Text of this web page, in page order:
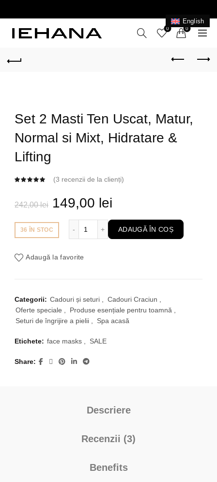
English
0 0
Set 2 Masti Ten Uscat, Matur,
Normal si Mixt, Hidratare &
Lifting
(3 recenzii de la clienți)
242,00lei Prețul
inițial
149,00 lei
curent
36 ÎN STOC
Cantitate Set 2 Masti Ten Uscat, Matur,
ADAUGĂ ÎN COȘ
Adaugă la favorite
Categorii: Cadouri și seturi , Cadouri Craciun ,
Oferte speciale , Produse esențiale pentru toamnă ,
Seturi de îngrijire a pielii , Spa acasă
Etichete: face masks , SALE
Share
Descriere
Recenzii (3)
Benefits